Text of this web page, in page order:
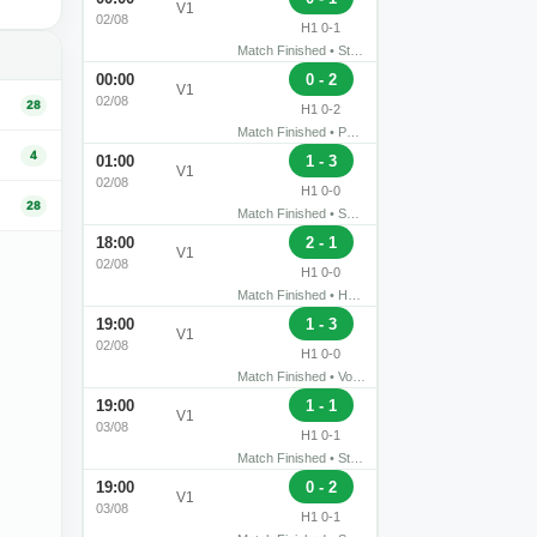
28
4
28
02/08
V1 Optik Rathenow
H1 0-1
Match Finished • Stadion Vogelgesang • Rathenow
00:00
02/08
V1 Neustrelitz
0 - 2
H1 0-2
Match Finished • Parkstadion • Neustrelitz
01:00
02/08
V1 Union Klosterfelde
1 - 3
H1 0-0
Match Finished • Sportplatz an der Mühlenstraße • Wandlitz
18:00
02/08
V1 Lichtenberg
2 - 1
H1 0-0
19:00
02/08
V1 Hansa Rostock II
1 - 3
H1 0-0
Match Finished • Volksstadion • Rostock
19:00
03/08
V1 BAK '07
1 - 1
H1 0-1
Match Finished • Stadion Rehberge • Berlin
19:00
03/08
V1 Eintracht Mahlsdorf
0 - 2
H1 0-1